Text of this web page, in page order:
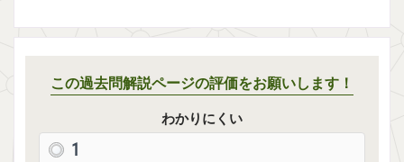
この過去問解説ページの評価をお願いします！
わかりにくい
1